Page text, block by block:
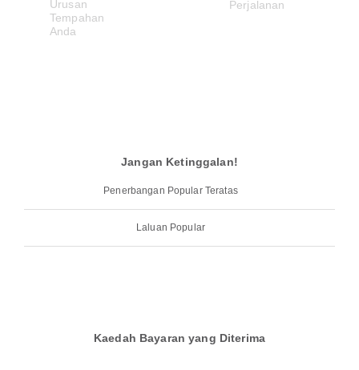
Jangan Ketinggalan!
Penerbangan Popular Teratas
Laluan Popular
Kaedah Bayaran yang Diterima